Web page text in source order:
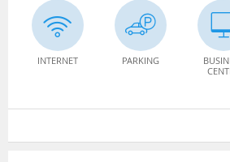
INTERNET PARKING